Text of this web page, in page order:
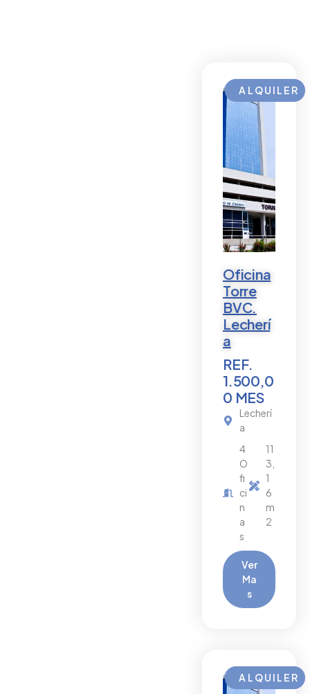
ALQUILER
Oficina
Torre
BVC.
Lecherí
a
REF.
1.500,0
0 MES
Lecherí
a
4
O
fi
ci
n
a
s
11
3,
1
6
m
2
Ver
Ma
s
ALQUILER